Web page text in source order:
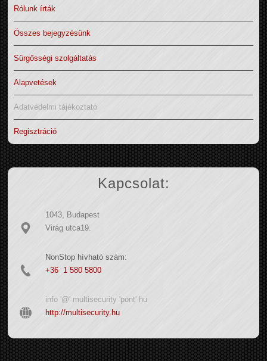
Rólunk írták
Összes bejegyzésünk
Sürgősségi szolgáltatás
Alapvetések
Adatvédelmi tájékoztató
Regisztráció
Kapcsolat:
1043, Budapest
Virág utca19.
NonStop hívható szám:
+36 1 580 5800
info '@' multisecurity 'pont' hu
http://multisecurity.hu